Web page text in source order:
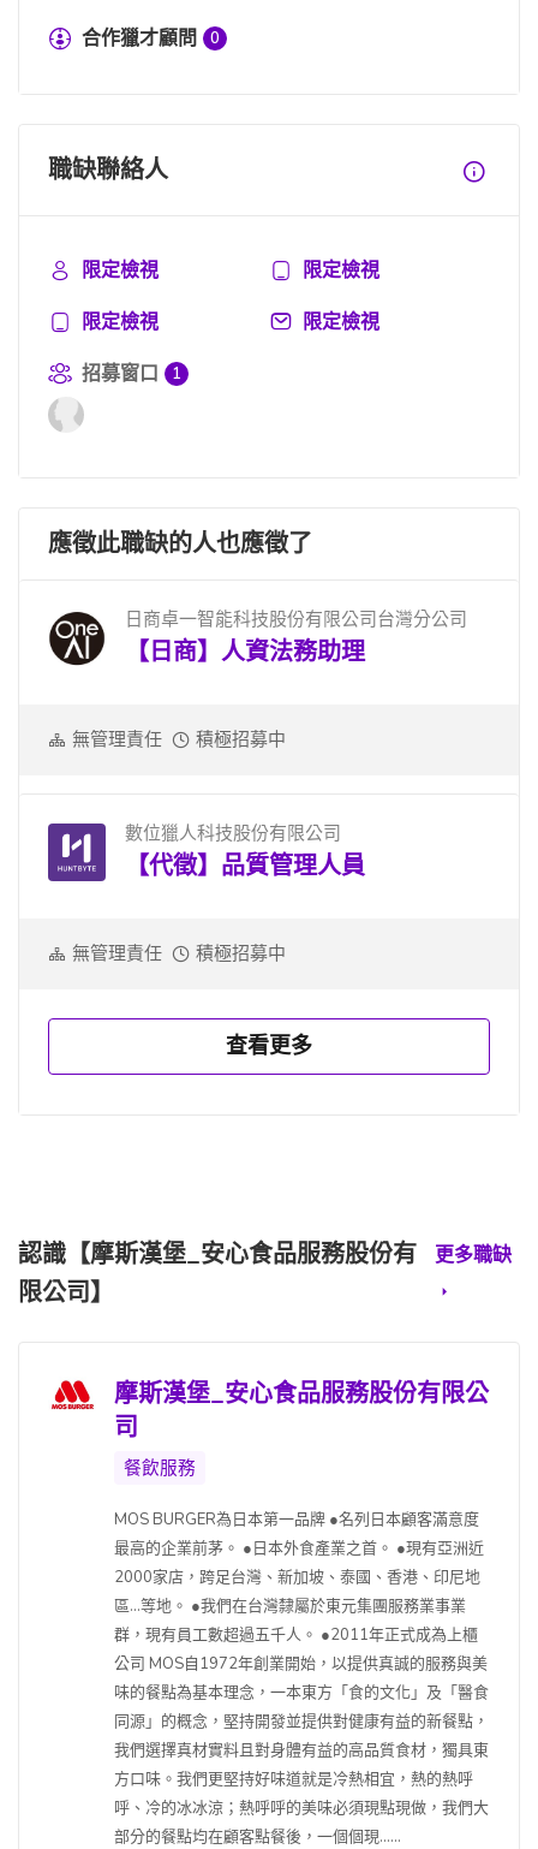
合作獵才顧問 0
職缺聯絡人
限定檢視
限定檢視
限定檢視
限定檢視
招募窗口
1
應徵此職缺的人也應徵了
日商卓一智能科技股份有限公司台灣分公司
【日商】人資法務助理
無管理責任 積極招募中
數位獵人科技股份有限公司
【代徵】品質管理人員
無管理責任 積極招募中
查看更多
認識【摩斯漢堡_安心食品服務股份有
限公司】
更多職缺
摩斯漢堡_安心食品服務股份有限公
司
餐飲服務
MOS BURGER為日本第一品牌 ●名列日本顧客滿意度
最高的企業前茅。 ●日本外食產業之首。 ●現有亞洲近
2000家店，跨足台灣、新加坡、泰國、香港、印尼地
區…等地。 ●我們在台灣隸屬於東元集團服務業事業
群，現有員工數超過五千人。 ●2011年正式成為上櫃
公司 MOS自1972年創業開始，以提供真誠的服務與美
味的餐點為基本理念，一本東方「食的文化」及「醫食
同源」的概念，堅持開發並提供對健康有益的新餐點，
我們選擇真材實料且對身體有益的高品質食材，獨具東
方口味。我們更堅持好味道就是冷熱相宜，熱的熱呼
呼、冷的冰冰涼；熱呼呼的美味必須現點現做，我們大
部分的餐點均在顧客點餐後，一個個現......